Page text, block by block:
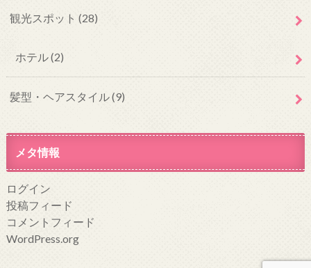
観光スポット (28)
ホテル(2)
髪型・ヘアスタイル(9)
メタ情報
ログイン
投稿フィード
コメントフィード
WordPress.org